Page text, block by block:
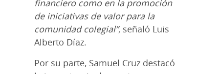
financiero como en la promoción
de iniciativas de valor para la
comunidad colegial”, señaló Luis
Alberto Díaz.
Por su parte, Samuel Cruz destacó